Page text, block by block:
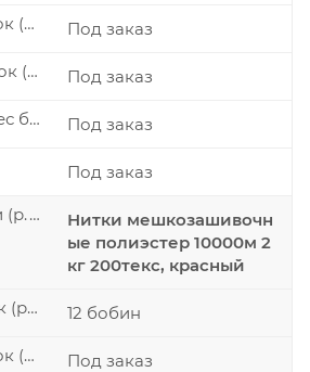
Под заказ
Цена от 10 коробок (р./шт.)
Под заказ
Цена от 30 коробок (р./шт.)
Под заказ
Наименование, вес бобины
Под заказ
Нитки мешкозашивочн
ые полиэстер 10000м 2
кг 200текс, красный
Цена от 1 коробки (р./шт.)
12 бобин
Цена от 5 коробок (р./шт.)
Под заказ
Цена от 10 коробок (р./шт.)